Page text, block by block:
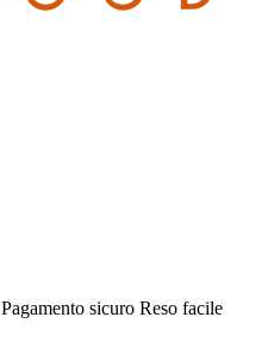
Pagamento sicuro Reso facile